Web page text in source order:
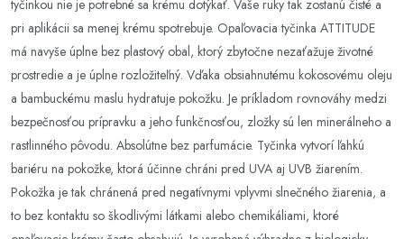
tyčinkou nie je potrebné sa krému dotýkať. Vaše ruky tak zostanú čisté a
pri aplikácii sa menej krému spotrebuje. Opaľovacia tyčinka ATTITUDE
má navyše úplne bez plastový obal, ktorý zbytočne nezaťažuje životné
prostredie a je úplne rozložiteľný. Vďaka obsiahnutému kokosovému oleju
a bambuckému maslu hydratuje pokožku. Je príkladom rovnováhy medzi
bezpečnosťou prípravku a jeho funkčnosťou, zložky sú len minerálneho a
rastlinného pôvodu. Absolútne bez parfumácie. Tyčinka vytvorí ľahkú
bariéru na pokožke, ktorá účinne chráni pred UVA aj UVB žiarením.
Pokožka je tak chránená pred negatívnymi vplyvmi slnečného žiarenia, a
to bez kontaktu so škodlivými látkami alebo chemikáliami, ktoré